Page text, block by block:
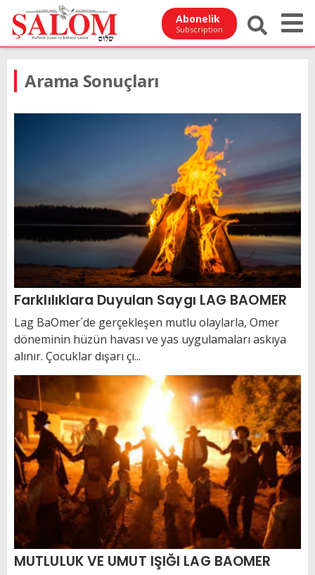
Abonelik
Subscription
Arama Sonuçları
Farklılıklara Duyulan Saygı LAG BAOMER
Lag BaOmer´de gerçekleşen mutlu olaylarla, Omer
döneminin hüzün havası ve yas uygulamaları askıya
alınır. Çocuklar dışarı çı...
MUTLULUK VE UMUT IŞIĞI LAG BAOMER